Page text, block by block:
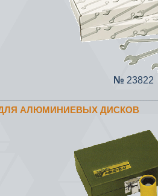
№ 23822
АЛЮМИНИЕВЫХ ДИСКОВ